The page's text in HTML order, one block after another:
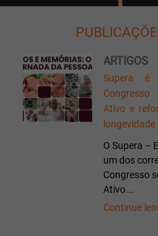
ARTIGOS
Supera é
Ativo e
longevidade
O Supera –
um dos
Congresso
Ativo...
Continue